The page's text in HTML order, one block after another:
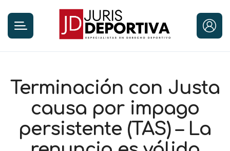
Terminación con Justa
causa por impago
persistente (TAS) – La